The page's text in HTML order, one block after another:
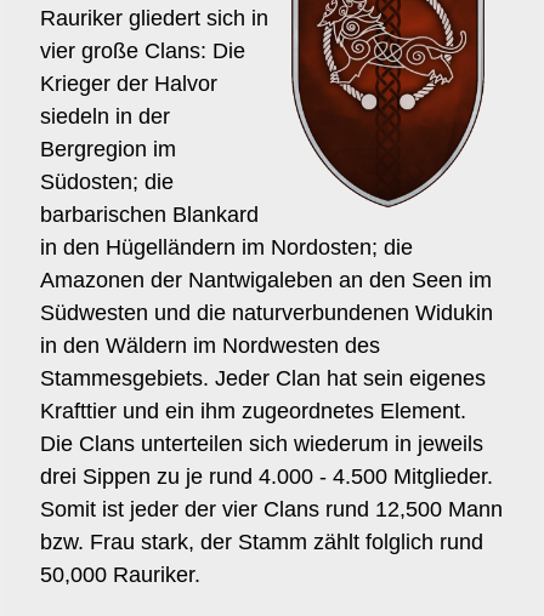
Rauriker gliedert sich in
vier große Clans: Die
Krieger der Halvor
siedeln in der
Bergregion im
Südosten; die
barbarischen Blankard
in den Hügelländern im Nordosten; die
Amazonen der Nantwigaleben an den Seen im
Südwesten und die naturverbundenen Widukin
in den Wäldern im Nordwesten des
Stammesgebiets. Jeder Clan hat sein eigenes
Krafttier und ein ihm zugeordnetes Element.
Die Clans unterteilen sich wiederum in jeweils
drei Sippen zu je rund 4.000 - 4.500 Mitglieder.
Somit ist jeder der vier Clans rund 12,500 Mann
bzw. Frau stark, der Stamm zählt folglich rund
50,000 Rauriker.